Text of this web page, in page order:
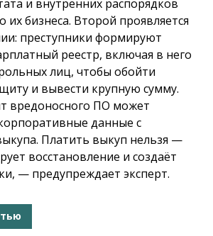
и внутренних распорядков
их бизнеса. Второй проявляется
преступники формируют
реестр, включая в него
лиц, чтобы обойти
и вывести крупную сумму.
вредоносного ПО может
данные с
Платить выкуп нельзя —
восстановление и создаёт
— предупреждает эксперт.